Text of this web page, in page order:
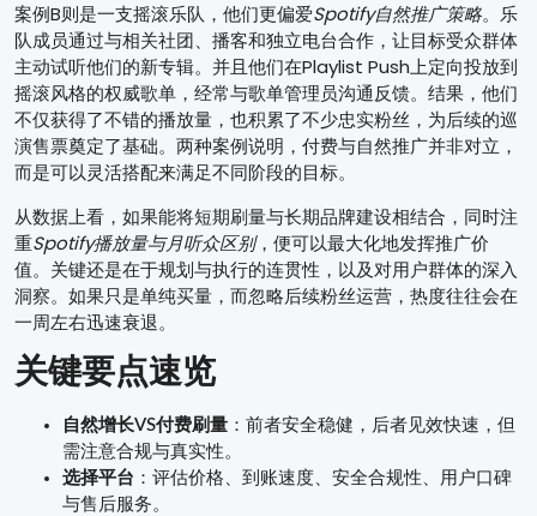
案例B则是一支摇滚乐队，他们更偏爱Spotify自然推广策略。乐
队成员通过与相关社团、播客和独立电台合作，让目标受众群体
主动试听他们的新专辑。并且他们在Playlist Push上定向投放到
摇滚风格的权威歌单，经常与歌单管理员沟通反馈。结果，他们
不仅获得了不错的播放量，也积累了不少忠实粉丝，为后续的巡
演售票奠定了基础。两种案例说明，付费与自然推广并非对立，
而是可以灵活搭配来满足不同阶段的目标。
从数据上看，如果能将短期刷量与长期品牌建设相结合，同时注
重Spotify播放量与月听众区别，便可以最大化地发挥推广价
值。关键还是在于规划与执行的连贯性，以及对用户群体的深入
洞察。如果只是单纯买量，而忽略后续粉丝运营，热度往往会在
一周左右迅速衰退。
关键要点速览
自然增长VS付费刷量 ：前者安全稳健，后者见效快速，但
需注意合规与真实性。
选择平台 ：评估价格、到账速度、安全合规性、用户口碑
与售后服务。